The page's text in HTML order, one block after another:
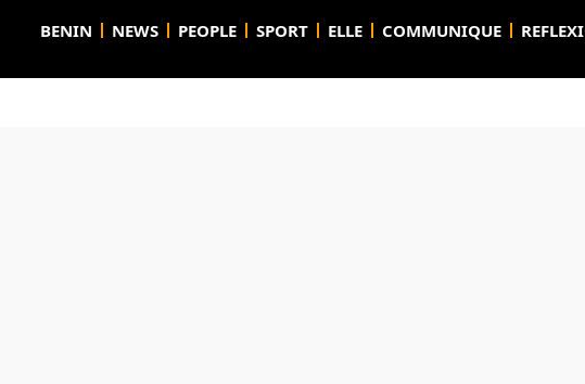
BENIN NEWS PEOPLE SPORT ELLE COMMUNIQUE